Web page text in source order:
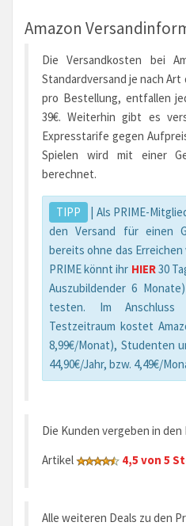
Amazon
Die Versandkosten bei
Standardversand je nach
pro Bestellung, entfallen
39€. Weiterhin gibt es
Expresstarife gegen
Spielen wird mit einer
berechnet.
TIPP
| Als PRIME-
den Versand für einen
bereits ohne das Erreichen
PRIME könnt ihr HIER30
Auszubildender 6
testen. Im
Testzeitraum kostet
8,99€/Monat), Studenten
44,90€/Jahr, bzw. 4,49€/
Die Kunden vergeben in
Artikel
4,5 von 5
Alle weiteren Deals zu den